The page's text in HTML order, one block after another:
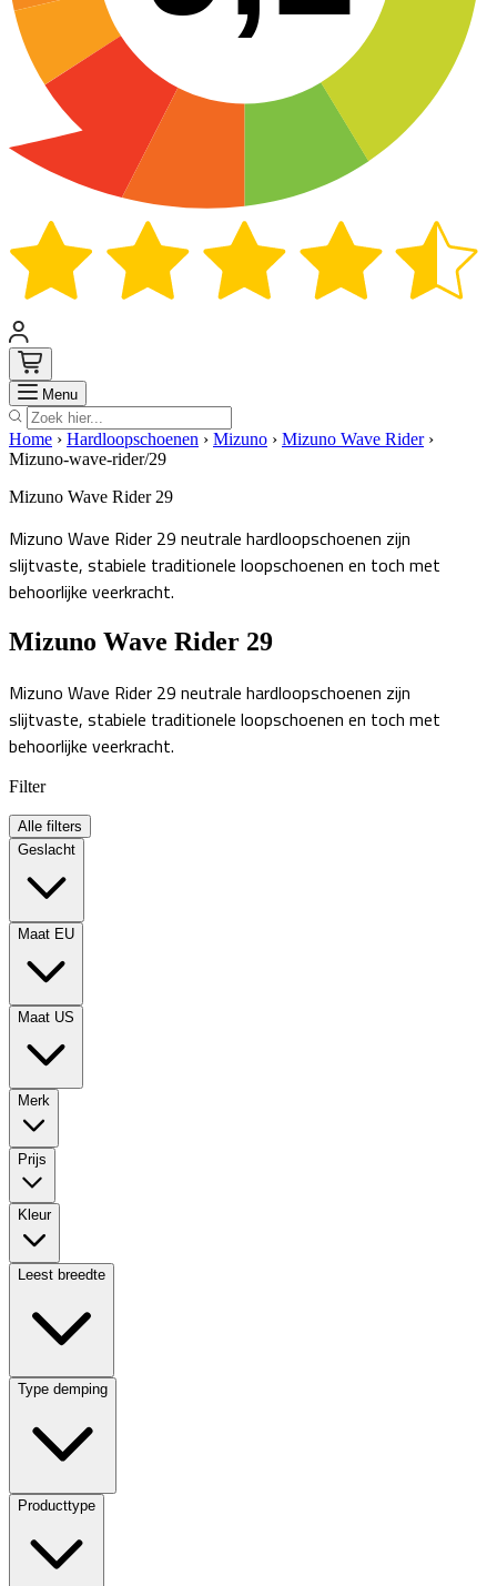
Menu Zoek
Home › Hardloopschoenen › Mizuno › Mizuno Wave Rider ›
Mizuno-wave-rider/29
Mizuno Wave Rider 29
Mizuno Wave Rider 29 neutrale hardloopschoenen zijn
slijtvaste, stabiele traditionele loopschoenen en toch met
behoorlijke veerkracht.
Mizuno Wave Rider 29
Mizuno Wave Rider 29 neutrale hardloopschoenen zijn
slijtvaste, stabiele traditionele loopschoenen en toch met
behoorlijke veerkracht.
Filter
Alle filters
Geslacht
Maat EU
Maat US
Merk
Prijs
Kleur
Leest breedte
Type demping
Producttype